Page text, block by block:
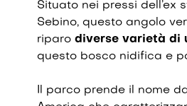
Situato nei pressi dell’ex
Sebino, questo angolo
riparo diverse varietà di
questo bosco nidifica e
Il parco prende il nome